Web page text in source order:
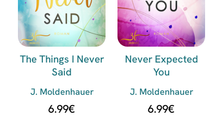
The Things I Never
Said
J. Moldenhauer
6.99€
Never Expected
You
J. Moldenhauer
6.99€